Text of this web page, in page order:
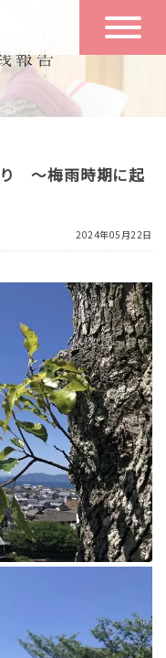
一日の流れ
空き状況
～梅雨時期に起
2024年05月22日